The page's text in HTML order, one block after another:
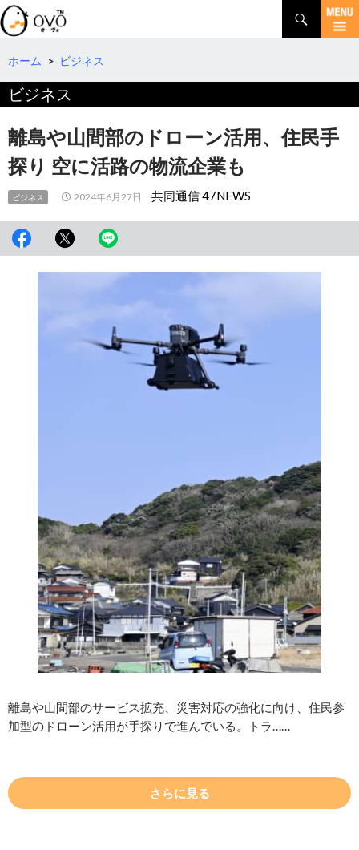
検
索
コ
テ
へ
移
動
ホーム > ビジネス
ビジネス
離島や山間部のドローン活用、住民手
探り 空に活路の物流企業も
ビジネス 2024年6月27日 共同通信 47NEWS
離島や山間部のサービス拡充、災害対応の強化に向け、住民参
加型のドローン活用が手探りで進んでいる。トラ……
さらに見る